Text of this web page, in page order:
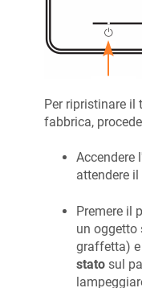
Per ripristinare il
fabbrica,
Accendere
attendere
Premere il
un oggetto
graffetta)
stato sul